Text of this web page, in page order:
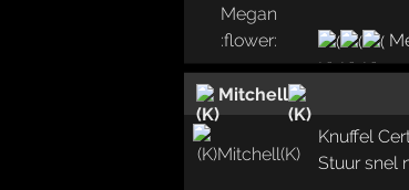
Mitchell
Knuffel
Stuur snel